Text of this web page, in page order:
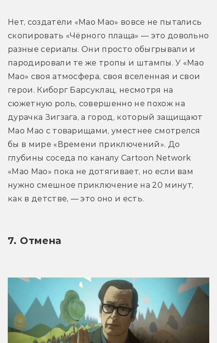
Нет, создатели «Мао Мао» вовсе не пытались
скопировать «Чёрного плаща» — это довольно
разные сериалы. Они просто обыгрывали и
пародировали те же тропы и штампы. У «Мао
Мао» своя атмосфера, своя вселенная и свои
герои. Киборг Барсуклац, несмотря на
сюжетную роль, совершенно не похож на
дурачка Зигзага, а город, который защищают
Мао Мао с товарищами, уместнее смотрелся
бы в мире «Времени приключений». До
глубины соседа по каналу Cartoon Network
«Мао Мао» пока не дотягивает, но если вам
нужно смешное приключение на 20 минут,
как в детстве, — это оно и есть.
7. Отмена